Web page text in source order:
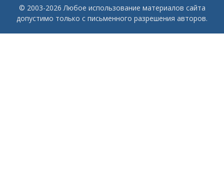
© 2003-2026 Любое использование материалов сайта
допустимо только с письменного разрешения авторов.